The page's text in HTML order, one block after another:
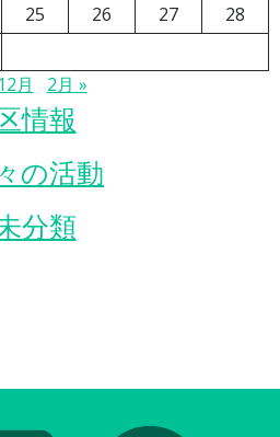
25 26 27
28
月
2月 »
情報
の活動
分類